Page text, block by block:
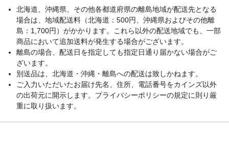
北海道、沖縄県、その他各都道府県の離島地域が配送先となる
場合は、地域配送料（北海道：500円、沖縄県およびその他離
島：1,700円）がかかります。これら以外の配送地域でも、一部
商品において追加送料が発生する場合がございます。
離島の場合、配送日を指定しても指定日通り届かない場合がご
ざいます。
別送品は、北海道・沖縄・離島への配送は致しかねます。
ご入力いただいたお届け先名、住所、電話番号をカインズ以外
の出荷元に開示します。プライバシーポリシーの規定に則り厳
重に取り扱います。